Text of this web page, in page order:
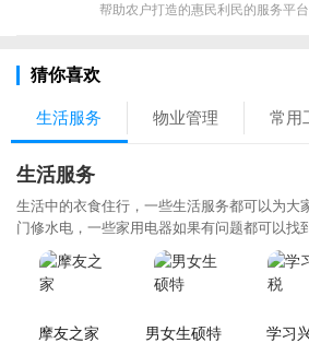
帮助农户打造的惠民利民的服务平台
猜你喜欢
生活服务 物业管理 常用
生活服务
生活中的衣食住行，一些生活服务都可以为大
门修水电，一些家用电器如果有问题都可以找
摩友之家 男女生硕特 学习